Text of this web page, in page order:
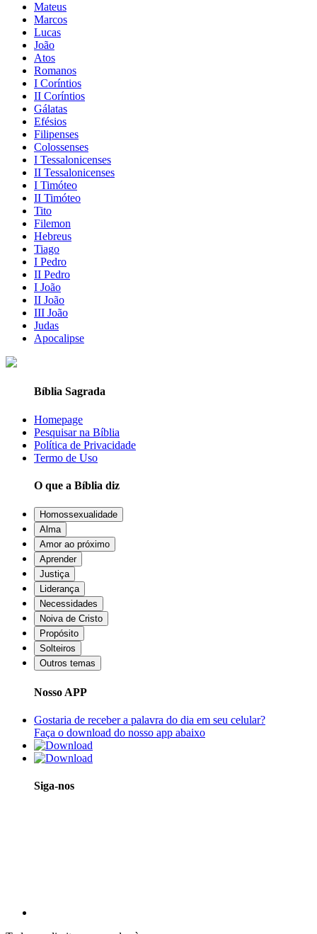
Mateus
Marcos
Lucas
João
Atos
Romanos
I Coríntios
II Coríntios
Gálatas
Efésios
Filipenses
Colossenses
I Tessalonicenses
II Tessalonicenses
I Timóteo
II Timóteo
Tito
Filemon
Hebreus
Tiago
I Pedro
II Pedro
I João
II João
III João
Judas
Apocalipse
Bíblia Sagrada
Homepage
Pesquisar na Bíblia
Política de Privacidade
Termo de Uso
O que a Bíblia diz
Homossexualidade
Alma
Amor ao próximo
Aprender
Justiça
Liderança
Necessidades
Noiva de Cristo
Propósito
Solteiros
Outros temas
Nosso APP
Gostaria de receber a palavra do dia em seu celular?
Faça o download do nosso app abaixo
Siga-nos